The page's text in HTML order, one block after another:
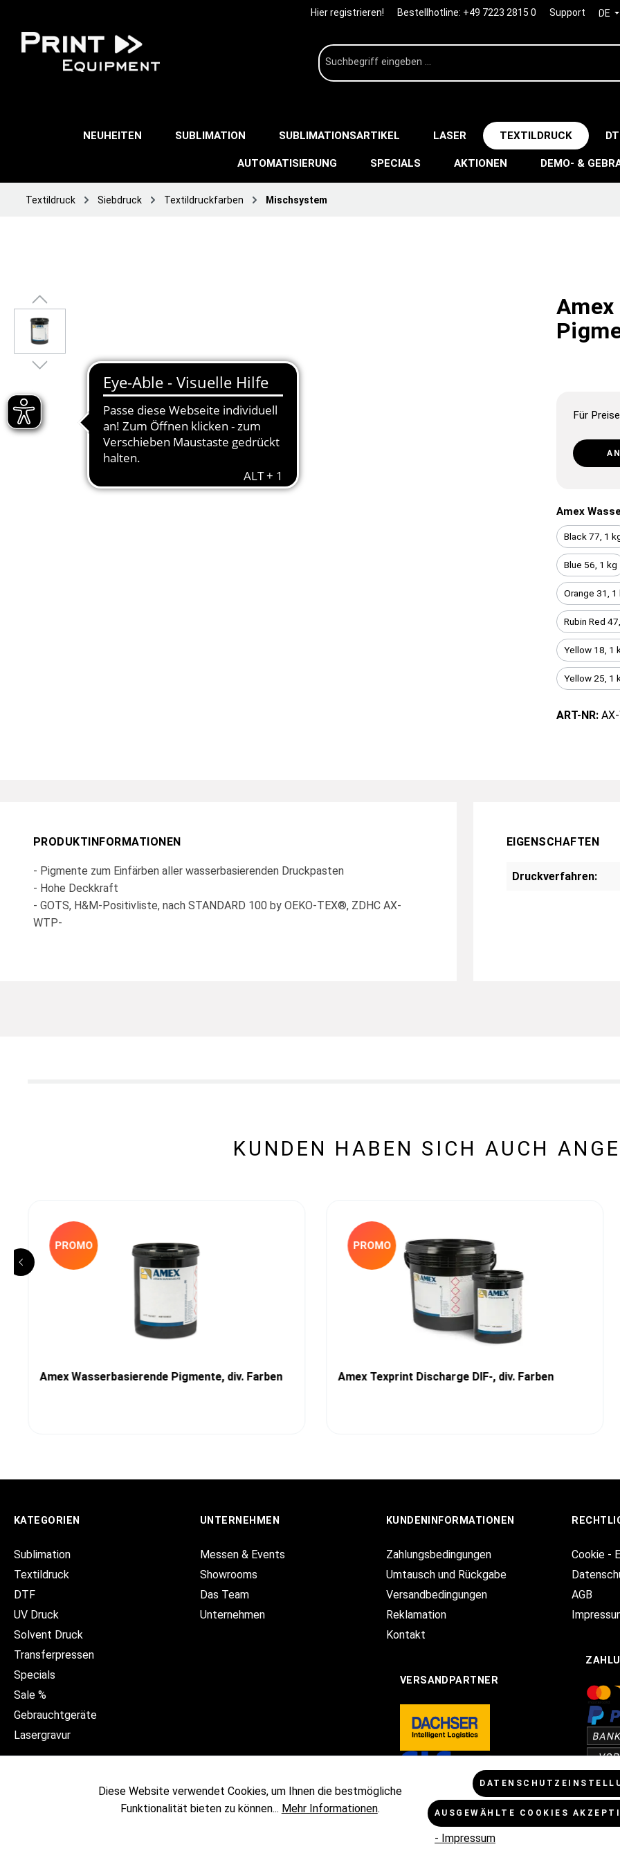
Hier registrieren! Bestellhotline: +49 7223 2815 0 Support DE
NEUHEITEN SUBLIMATION SUBLIMATIONSARTIKEL LASER TEXTILDRUCK
AUTOMATISIERUNG SPECIALS AKTIONEN DEMO- &
Textildruck Siebdruck Textildruckfarben Mischsystem
Für
Amex
Black 77, 1
Blue 56, 1 kg
Orange 31, 1
Rubin Red
Yellow 18, 1
Yellow 25, 1
ART-NR:
PRODUKTINFORMATIONEN
- Pigmente zum Einfärben aller wasserbasierenden Druckpasten
- Hohe Deckkraft
- GOTS, H&M-Positivliste, nach STANDARD 100 by OEKO-TEX®, ZDHC AX-
WTP-
EIGENSCHAFTEN
Druckverfahren:
KUNDEN HABEN SICH AUCH
PROMO
Amex Wasserbasierende Pigmente, div. Farben
PROMO
Amex Texprint Discharge DIF-, div. Farben
KATEGORIEN
Sublimation
Textildruck
DTF
UV Druck
Solvent Druck
Transferpressen
Specials
Sale %
Gebrauchtgeräte
Lasergravur
UNTERNEHMEN
Messen & Events
Showrooms
Das Team
Unternehmen
KUNDENINFORMATIONEN
Zahlungsbedingungen
Umtausch und Rückgabe
Versandbedingungen
Reklamation
Kontakt
VERSANDPARTNER
Cookie -
AGB
Versandkostenund ggf. Nachnahmegebühren,
Diese Website verwendet Cookies, um Ihnen die bestmögliche
Funktionalität bieten zu können... Mehr Informationen. AUSGEWÄHLTE COOKIES
- Impressum